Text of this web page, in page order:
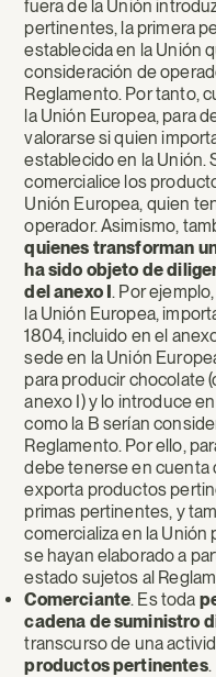
fuera de la Unión
pertinentes, la primera
establecida en la Unión
consideración de
Reglamento. Por tanto,
la Unión Europea, para
valorarse si quien
establecido en la Unión.
comercialice los
Unión Europea, quien
operador. Asimismo,
quienes transforman
ha sido objeto de
del anexo I. Por
la Unión Europea,
1804, incluido en el
sede en la Unión
para producir chocolate
anexo I) y lo introduce
como la B serían
Reglamento. Por ello,
debe tenerse en cuenta
exporta productos
primas pertinentes, y
comercializa en la
se hayan elaborado a
estado sujetos al
Comerciante. Es toda
cadena de suministro
transcurso de una
productos pertinentes.